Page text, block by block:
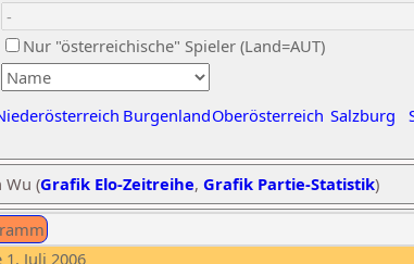
Nur "österreichische" Spieler (Land=AUT)
BurgenlandOberösterreich Salzburg
Wu (Grafik Elo-Zeitreihe, Grafik Partie-Statistik)
Juli 2006